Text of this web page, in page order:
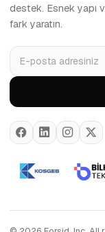
destek. Esnek yapı
fark yaratın.